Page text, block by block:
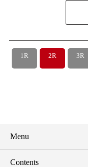
1R 2R 3R
Menu
Contents